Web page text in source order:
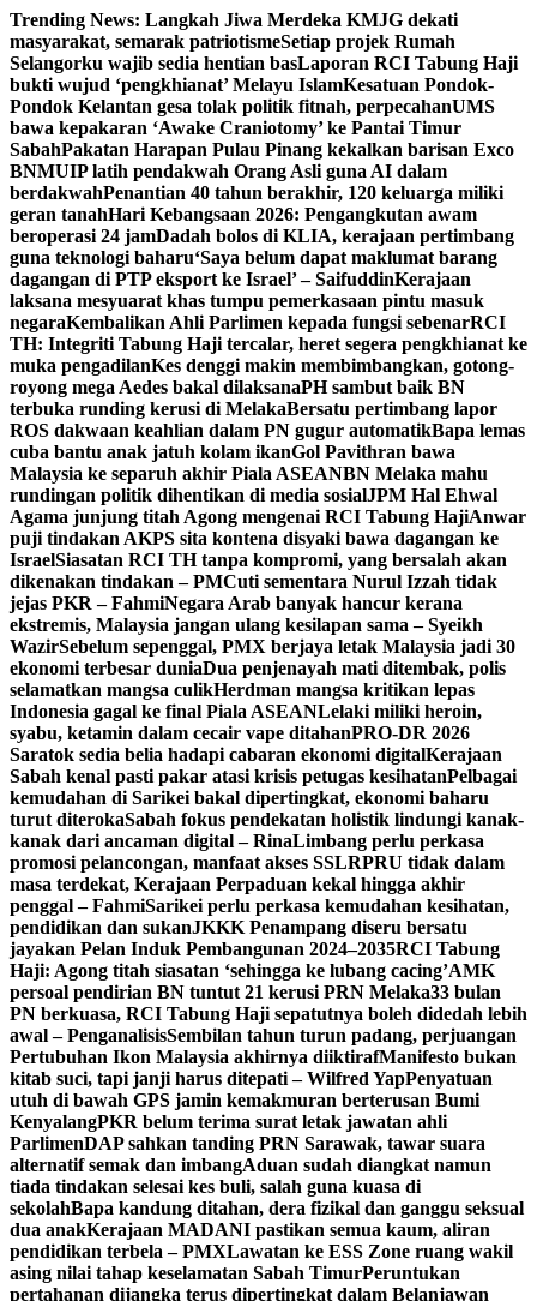
Skip
to
content
Trending News: Langkah Jiwa Merdeka KMJG dekati
masyarakat, semarak patriotismeSetiap projek Rumah
Selangorku wajib sedia hentian basLaporan RCI Tabung Haji
bukti wujud ‘pengkhianat’ Melayu IslamKesatuan Pondok-
Pondok Kelantan gesa tolak politik fitnah, perpecahanUMS
bawa kepakaran ‘Awake Craniotomy’ ke Pantai Timur
SabahPakatan Harapan Pulau Pinang kekalkan barisan Exco
BNMUIP latih pendakwah Orang Asli guna AI dalam
berdakwahPenantian 40 tahun berakhir, 120 keluarga miliki
geran tanahHari Kebangsaan 2026: Pengangkutan awam
beroperasi 24 jamDadah bolos di KLIA, kerajaan pertimbang
guna teknologi baharu‘Saya belum dapat maklumat barang
dagangan di PTP eksport ke Israel’ – SaifuddinKerajaan
laksana mesyuarat khas tumpu pemerkasaan pintu masuk
negaraKembalikan Ahli Parlimen kepada fungsi sebenarRCI
TH: Integriti Tabung Haji tercalar, heret segera pengkhianat ke
muka pengadilanKes denggi makin membimbangkan, gotong-
royong mega Aedes bakal dilaksanaPH sambut baik BN
terbuka runding kerusi di MelakaBersatu pertimbang lapor
ROS dakwaan keahlian dalam PN gugur automatikBapa lemas
cuba bantu anak jatuh kolam ikanGol Pavithran bawa
Malaysia ke separuh akhir Piala ASEANBN Melaka mahu
rundingan politik dihentikan di media sosialJPM Hal Ehwal
Agama junjung titah Agong mengenai RCI Tabung HajiAnwar
puji tindakan AKPS sita kontena disyaki bawa dagangan ke
IsraelSiasatan RCI TH tanpa kompromi, yang bersalah akan
dikenakan tindakan – PMCuti sementara Nurul Izzah tidak
jejas PKR – FahmiNegara Arab banyak hancur kerana
ekstremis, Malaysia jangan ulang kesilapan sama – Syeikh
WazirSebelum sepenggal, PMX berjaya letak Malaysia jadi 30
ekonomi terbesar duniaDua penjenayah mati ditembak, polis
selamatkan mangsa culikHerdman mangsa kritikan lepas
Indonesia gagal ke final Piala ASEANLelaki miliki heroin,
syabu, ketamin dalam cecair vape ditahanPRO-DR 2026
Saratok sedia belia hadapi cabaran ekonomi digitalKerajaan
Sabah kenal pasti pakar atasi krisis petugas kesihatanPelbagai
kemudahan di Sarikei bakal dipertingkat, ekonomi baharu
turut diterokaSabah fokus pendekatan holistik lindungi kanak-
kanak dari ancaman digital – RinaLimbang perlu perkasa
promosi pelancongan, manfaat akses SSLRPRU tidak dalam
masa terdekat, Kerajaan Perpaduan kekal hingga akhir
penggal – FahmiSarikei perlu perkasa kemudahan kesihatan,
pendidikan dan sukanJKKK Penampang diseru bersatu
jayakan Pelan Induk Pembangunan 2024–2035RCI Tabung
Haji: Agong titah siasatan ‘sehingga ke lubang cacing’AMK
persoal pendirian BN tuntut 21 kerusi PRN Melaka33 bulan
PN berkuasa, RCI Tabung Haji sepatutnya boleh didedah lebih
awal – PenganalisisSembilan tahun turun padang, perjuangan
Pertubuhan Ikon Malaysia akhirnya diiktirafManifesto bukan
kitab suci, tapi janji harus ditepati – Wilfred YapPenyatuan
utuh di bawah GPS jamin kemakmuran berterusan Bumi
KenyalangPKR belum terima surat letak jawatan ahli
ParlimenDAP sahkan tanding PRN Sarawak, tawar suara
alternatif semak dan imbangAduan sudah diangkat namun
tiada tindakan selesai kes buli, salah guna kuasa di
sekolahBapa kandung ditahan, dera fizikal dan ganggu seksual
dua anakKerajaan MADANI pastikan semua kaum, aliran
pendidikan terbela – PMXLawatan ke ESS Zone ruang wakil
asing nilai tahap keselamatan Sabah TimurPeruntukan
pertahanan dijangka terus dipertingkat dalam Belanjawan